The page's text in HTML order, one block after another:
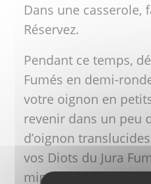
Dans une casserole,
Réservez.
Pendant ce temps,
Fumés en demi-
votre oignon en
revenir dans un peu
d’oignon
vos Diots du Jura
minutes. Réservez.